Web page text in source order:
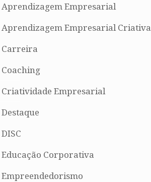
Aprendizagem Empresarial
Aprendizagem Empresarial Criativa
Carreira
Coaching
Criatividade Empresarial
Destaque
DISC
Educação Corporativa
Empreendedorismo